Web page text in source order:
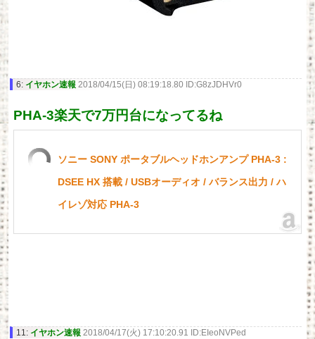
6: イヤホン速報 2018/04/15(日) 08:19:18.80 ID:G8zJDHVr0
PHA-3楽天で7万円台になってるね
ソニー SONY ポータブルヘッドホンアンプ PHA-3 :
DSEE HX 搭載 / USBオーディオ / バランス出力 / ハ
イレゾ対応 PHA-3
11: イヤホン速報 2018/04/17(火) 17:10:20.91 ID:EIeoNVPed